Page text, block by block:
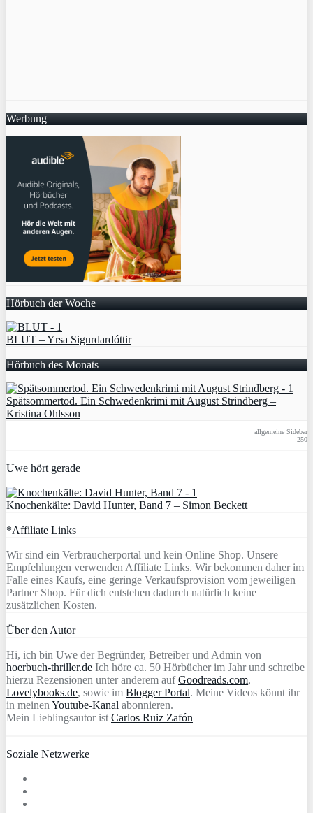
Werbung
Hörbuch der Woche
BLUT – Yrsa Sigurdardóttir
Hörbuch des Monats
Spätsommertod. Ein Schwedenkrimi mit August Strindberg –
Kristina Ohlsson
allgemeine Sidebar
250
Uwe hört gerade
Knochenkälte: David Hunter, Band 7 – Simon Beckett
*Affiliate Links
Wir sind ein Verbraucherportal und kein Online Shop. Unsere
Empfehlungen verwenden Affiliate Links. Wir bekommen daher im
Falle eines Kaufs, eine geringe Verkaufsprovision vom jeweiligen
Partner Shop. Für dich entstehen dadurch natürlich keine
zusätzlichen Kosten.
Über den Autor
Hi, ich bin Uwe der Begründer, Betreiber und Admin von
hoerbuch-thriller.de Ich höre ca. 50 Hörbücher im Jahr und schreibe
hierzu Rezensionen unter anderem aufGoodreads.com,
Lovelybooks.de, sowie im Blogger Portal. Meine Videos könnt ihr
in meinen Youtube-Kanal abonnieren.
Mein Lieblingsautor ist Carlos Ruiz Zafón
Soziale Netzwerke